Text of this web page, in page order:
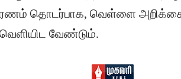
தொடர்பாக, வெள்ளை
வேண்டும்.